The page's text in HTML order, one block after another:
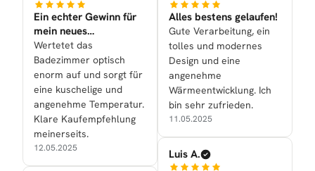
Ein echter Gewinn für
mein neues
Badezimmer
Wertetet das
Badezimmer optisch
enorm auf und sorgt für
eine kuschelige und
angenehme Temperatur.
Klare Kaufempfehlung
meinerseits.
12.05.2025
Alles bestens gelaufen!
Gute Verarbeitung, ein
tolles und modernes
Design und eine
angenehme
Wärmeentwicklung. Ich
bin sehr zufrieden.
11.05.2025
Luis A.